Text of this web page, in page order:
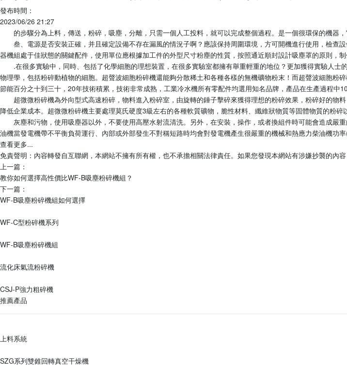
發布時間：
2023/06/26 21:27
的步驟分為上料，傳送，粉碎，吸塵，分離，只需一個人工投料，就可以完成整個過程。是一個很環保的機器
叁、電源是否安裝正確，并且確定設備不存在漏風的情況子啊？應該保持周圍環境，方可開機進行使用，檢
器機組處于佳狀態的關鍵配件，使用單位應根據加工件的外型尺寸粉塵的性質，按照通近順封設計吸塵罩的原則，制
.在很多實驗中，同時、包括了化學細胞的理想裝置，在很多實驗室都擁有舉重輕重的地位？更加獲得實驗人
物理學，包括粉碎動植物的細胞。超聲波細胞粉碎機還能夠分散稀土和各種各樣的無機礦物粉末！而超聲波細胞
節能百分之十到三十，20年技術積累，技術非常成熟，工業冷水機所有零配件均選用知名品牌，產品在生產過程中
超微微粉碎機為外向型式高速粉碎，物料進入粉碎室，由旋轉的錘子擊碎來獲得理想的粉碎效果，粉碎好的
降低企業成本。超微微粉碎機主要處理莫氏硬度3級左右的各種軟質礦物，脆性材料、纖維狀物質等固體物質的粉碎
灰塵和污物，使用吸塵器以外，不要使用高壓水射流清洗。另外，在安裝，操作，或者換組件時可能會造成
油機當發電機帶不平衡負荷運行、內部或外部發生不對稱短路時均會對發電機產生很嚴重的機械和熱應力柴油機功
查看更多...
免責聲明：內容轉發自互聯網，本網站不擁有所有權，也不承擔相關法律責任。如果您發現本網站有涉嫌抄襲的內
上一篇：
教你如何選擇高性價比WF-B吸塵粉碎機組？
下一篇：
WF-B吸塵粉碎機組如何選擇
WF-C型粉碎機系列
WF-B吸塵粉碎機組
流化床氣流粉碎機
CSJ-P強力粗碎機
推薦產品
上料系統
SZG系列雙錐回轉真空干燥機